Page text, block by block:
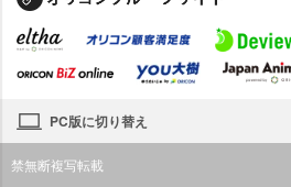
PC版に切り替え
禁無断複写転載